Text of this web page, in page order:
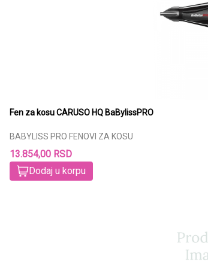
Fen za kosu CARUSO HQ BaBylissPRO
BABYLISS PRO FENOVI ZA KOSU
13.854,00 RSD
Dodaj u korpu